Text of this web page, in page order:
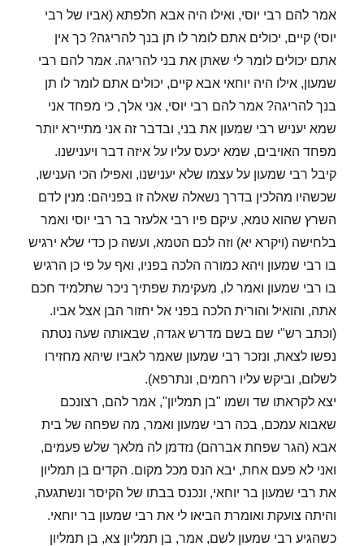
אמר להם רבי יוסי, ואילו היה אבא חלפתא (אביו של רבי
יוסי) קיים, יכולים אתם לומר לו תן בנך להריגה? כך אין
אתם יכולים לומר לי שאתן את בני להריגה. אמר להם רבי
שמעון, אילו היה יוחאי אבא קיים, יכולים אתם לומר לו תן
בנך להריגה? אמר להם רבי יוסי, אני אלך, כי מפחד אני
שמא יעניש רבי שמעון את בני, ובדבר זה אני מתיירא יותר
מפחד האויבים, שמא יכעס עליו על איזה דבר ויענישנו.
קיבל רבי שמעון על עצמו שלא יענישנו, ואפילו הכי הענישו,
שכשהיו מהלכין בדרך נשאלה שאלה זו בפניהם: מנין לדם
השרץ שהוא טמא, עיקם פיו רבי אלעזר בר רבי יוסי ואמר
בלחישה (ויקרא יא) וזה לכם הטמא, ועשה כן כדי שלא ירגיש
בו רבי שמעון ויהא כמורה הלכה בפניו, ואף על פי כן הרגיש
בו רבי שמעון ואמר לו, מעקימת שפתיך ניכר שתלמיד חכם
אתה, והואיל והורית הלכה בפני אל יחזור הבן אצל אביו.
(וכתב רש"י שם בשם מדרש אגדה, שבאותה שעה נטתה
נפשו לצאת, ונזכר רבי שמעון שאמר לאביו שיהא מחזירו
לשלום, וביקש עליו רחמים, ונתרפא).
יצא לקראתו שד ושמו "בן תמליון", אמר להם, רצונכם
שאבוא עמכם, בכה רבי שמעון ואמר, מה שפחה של בית
אבא (הגר שפחת אברהם) נזדמן לה מלאך שלש פעמים,
ואני לא פעם אחת, יבא הנס מכל מקום. הקדים בן תמליון
את רבי שמעון בר יוחאי, ונכנס בבתו של הקיסר ונשתגעה,
והיתה צועקת ואומרת הביאו לי את רבי שמעון בר יוחאי.
כשהגיע רבי שמעון לשם, אמר, בן תמליון צא, בן תמליון